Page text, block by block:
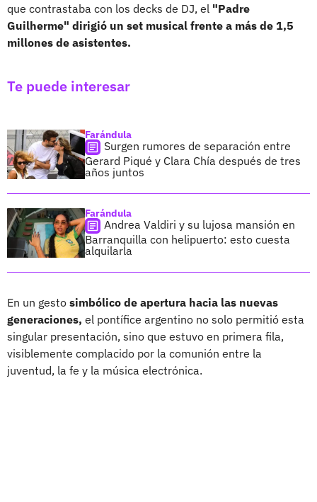
que contrastaba con los decks de DJ, el "Padre
Guilherme" dirigió un set musical frente a más de 1,5
millones de asistentes.
Te puede interesar
Farándula
Surgen rumores de separación entre
Gerard Piqué y Clara Chía después de tres
años juntos
Farándula
Andrea Valdiri y su lujosa mansión en
Barranquilla con helipuerto: esto cuesta
alquilarla
En un gesto simbólico de apertura hacia las nuevas
generaciones, el pontífice argentino no solo permitió esta
singular presentación, sino que estuvo en primera fila,
visiblemente complacido por la comunión entre la
juventud, la fe y la música electrónica.